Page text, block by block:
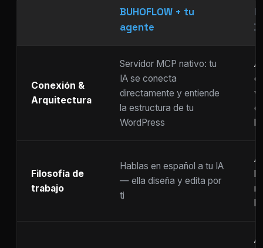
BUHOFLOW + tu
agente
Conexión &
Arquitectura
Servidor MCP nativo: tu
IA se conecta
directamente y entiende
la estructura de tu
WordPress
Filosofía de
trabajo
Hablas en español a tu IA
— ella diseña y edita por
ti